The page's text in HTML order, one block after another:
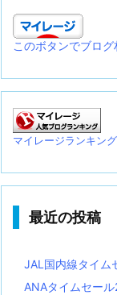
このボタンでブロ
マイレージランキング
最近の投稿
JAL国内線タイム
ANAタイムセー